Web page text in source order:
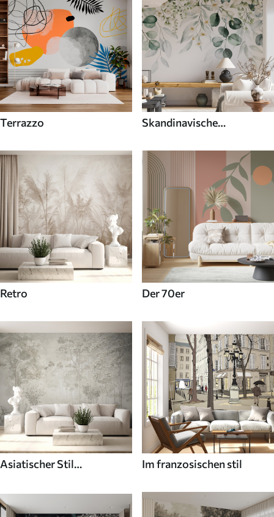
Terrazzo
Skandinavische
Retro Der 70er
Asiatischer Stil
Im franzosischen stil